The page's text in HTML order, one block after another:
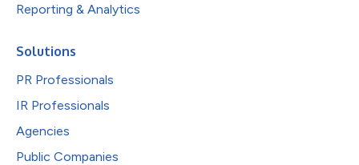
Reporting & Analytics
Solutions
PR Professionals
IR Professionals
Agencies
Public Companies